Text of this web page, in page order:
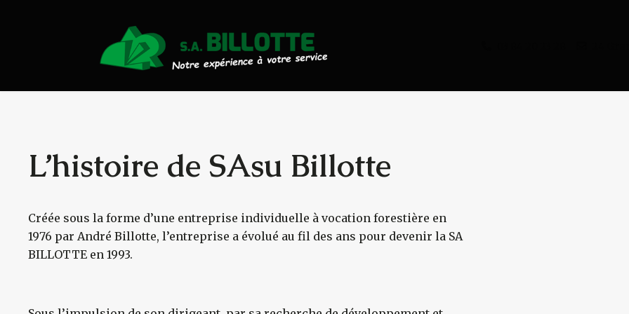
Travaux Publics
Travaux Forestiers
Traitement de Déchets Bois
L’histoire de SAsu Billotte
Créée sous la forme d’une entreprise individuelle à vocation forestière en
1976 par André Billotte, l’entreprise a évolué au fil des ans pour devenir la SA
BILLOTTE en 1993.